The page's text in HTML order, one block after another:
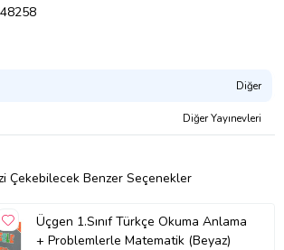
Diğer
Diğer Yayınevleri
Çekebilecek Benzer Seçenekler
Üçgen 1.Sınıf Türkçe Okuma Anlama
+ Problemlerle Matematik (Beyaz)